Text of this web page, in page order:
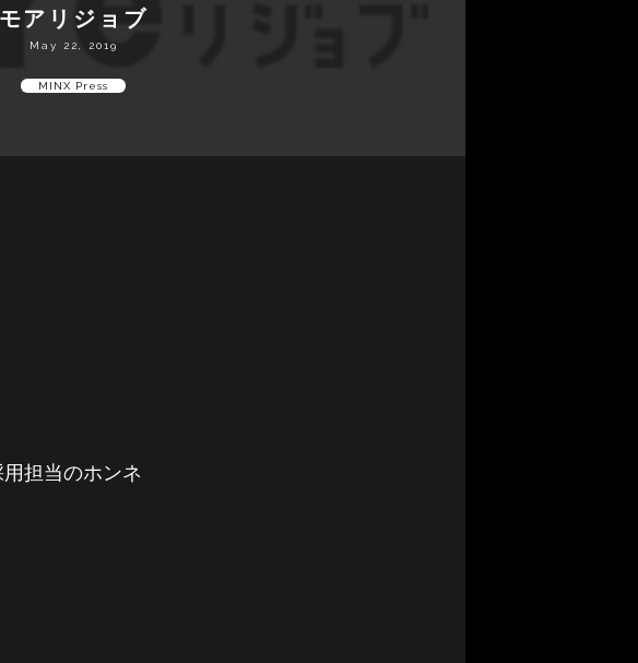
モアリジョブ
May 22, 2019
MINX Press
担当のホンネ